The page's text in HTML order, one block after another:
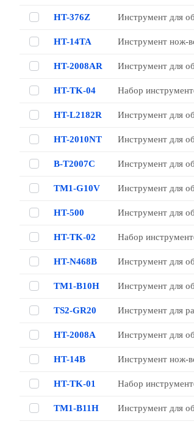
HT-376Z Инструмент для
HT-14TA Инструмент нож-
HT-2008AR Инструмент для
HT-TK-04 Набор
HT-L2182R Инструмент для
HT-2010NT Инструмент для
B-T2007C Инструмент для
TM1-G10V Инструмент для
HT-500 Инструмент для
HT-TK-02 Набор
HT-N468B Инструмент для
TM1-B10H Инструмент для
TS2-GR20 Инструмент для
HT-2008A Инструмент для
HT-14B Инструмент нож-
HT-TK-01 Набор
TM1-B11H Инструмент для